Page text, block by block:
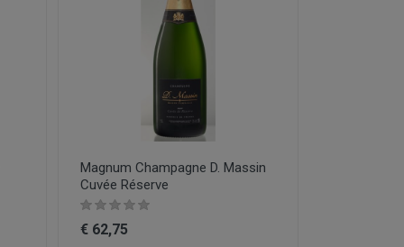
Magnum Champagne D. Massin
Cuvée Réserve
€ 62,75